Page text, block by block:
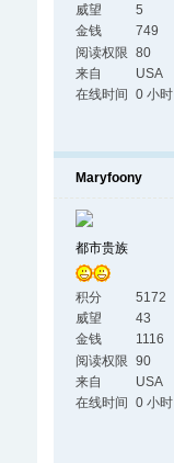
威望
5
金钱
749
阅读权限 80
来自
USA
在线时间
0 小时
Maryfoony
都市贵族
积分
5172
威望
43
金钱
1116
阅读权限 90
来自
USA
在线时间
0 小时